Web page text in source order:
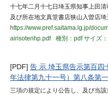
十七年二月十七日埼玉県知事上田清
及び所在地文真堂書店狭山入曽店
https://www.pref.saitama.lg.jp/
airisotenhp.pdf
種別：pdfサイズ
[PDF] 告 示 埼玉県告示第百四
年法律第九十一号）第八条第
三項の規定により公告し、及び当